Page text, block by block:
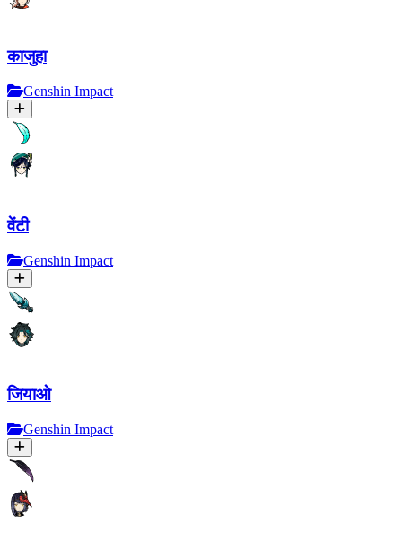
काजुहा
Genshin Impact
वेंटी
Genshin Impact
जियाओ
Genshin Impact